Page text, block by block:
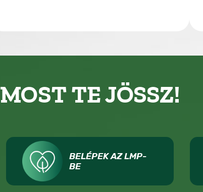
MOST TE JÖSSZ!
BELÉPEK AZ LMP-
BE